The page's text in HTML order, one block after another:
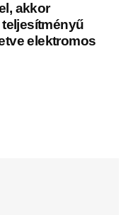
akkor
elektromos